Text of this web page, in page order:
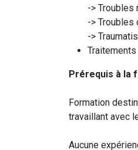
-> Troubles
->
->
Traitements
Prérequis à la
Formation
travaillant avec
Aucune